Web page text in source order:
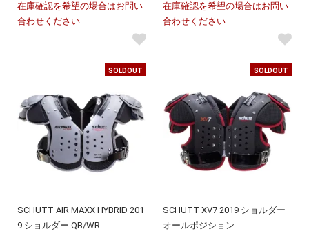
在庫確認を希望の場合はお問い
合わせください
在庫確認を希望の場合はお問い
合わせください
SOLDOUT
SCHUTT AIR MAXX HYBRID 201
9 ショルダー QB/WR
SOLDOUT
SCHUTT XV7 2019 ショルダー
オールポジション